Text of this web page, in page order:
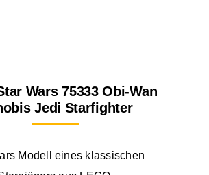
Wars 75333 Obi-Wan
Jedi Starfighter
Modell eines klassischen